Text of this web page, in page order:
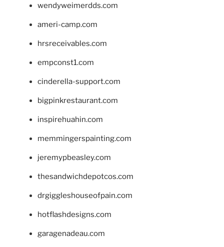
wendyweimerdds.com
ameri-camp.com
hrsreceivables.com
empconst1.com
cinderella-support.com
bigpinkrestaurant.com
inspirehuahin.com
memmingerspainting.com
jeremypbeasley.com
thesandwichdepotcos.com
drgiggleshouseofpain.com
hotflashdesigns.com
garagenadeau.com